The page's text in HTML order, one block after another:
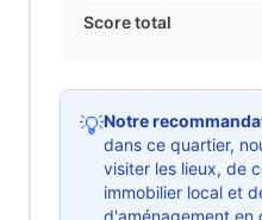
Score total
💡Notre
dans ce quartier,
visiter les lieux, de
immobilier local et
d'aménagement en